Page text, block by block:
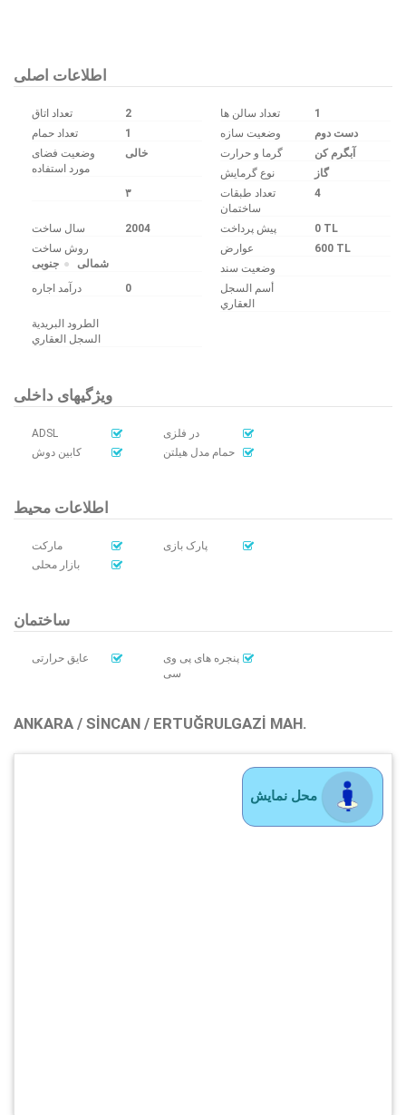
اطلاعات اصلی
تعداد اتاق 2 تعداد سالن ها
1
تعداد حمام
1 وضعیت سازه
دست دوم
وضعیت فضای
مورد استفاده
گرما و حرارت
آبگرم کن
نوع گرمایش
گاز
۳
تعداد طبقات
ساختمان
4
سال ساخت 2004 پیش پرداخت
0 TL
روش ساخت
شمالی
جنوبی
عوارض
600 TL
وضعیت سند
درآمد اجاره
0
أسم السجل
العقاري
الطرود البريدية
السجل العقاري
ویژگیهای داخلی
ADSL
در فلزی
کابین دوش
حمام مدل هیلتن
اطلاعات محیط
مارکت
پارک بازی
بازار محلی
ساختمان
عایق حرارتی
پنجره های پی وی
سی
ANKARA / SINCAN / ERTUĞRULGAZI MAH.